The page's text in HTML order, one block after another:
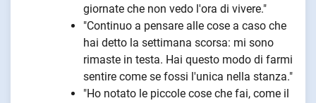
giornate che non vedo l'ora di vivere."
"Continuo a pensare alle cose a caso che
hai detto la settimana scorsa: mi sono
rimaste in testa. Hai questo modo di farmi
sentire come se fossi l'unica nella stanza."
"Ho notato le piccole cose che fai, come il